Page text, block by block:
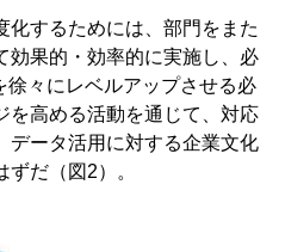
するためには、部門をまた
効果的・効率的に実施し、必
々にレベルアップさせる必
を高める活動を通じて、対応
データ活用に対する企業文化
だ（図2）。